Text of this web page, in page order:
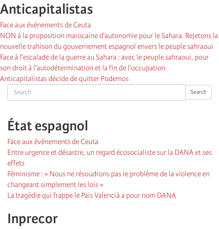
Search Search
État espagnol
Face aux événements de Ceuta
Entre urgence et désastre, un regard écosocialiste sur la DANA et ses
effets
Féminisme : « Nous ne résoudrons pas le problème de la violence en
changeant simplement les lois »
La tragédie qui frappe le Pais Valencià a pour nom DANA
Inprecor
Anticapitalistas
Face aux événements de Ceuta
NON à la proposition marocaine d'autonomie pour le Sahara. Rejetons la
nouvelle trahison du gouvernement espagnol envers le peuple sahraoui
Face à l'escalade de la guerre au Sahara : avec le peuple sahraoui, pour
son droit à l'autodétermination et la fin de l'occupation
Anticapitalistas décide de quitter Podemos